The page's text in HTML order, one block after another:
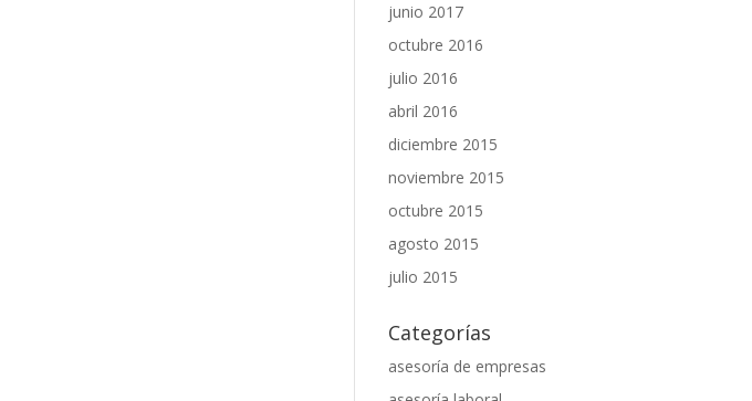
junio 2017
octubre 2016
julio 2016
abril 2016
diciembre 2015
noviembre 2015
octubre 2015
agosto 2015
julio 2015
Categorías
asesoría de empresas